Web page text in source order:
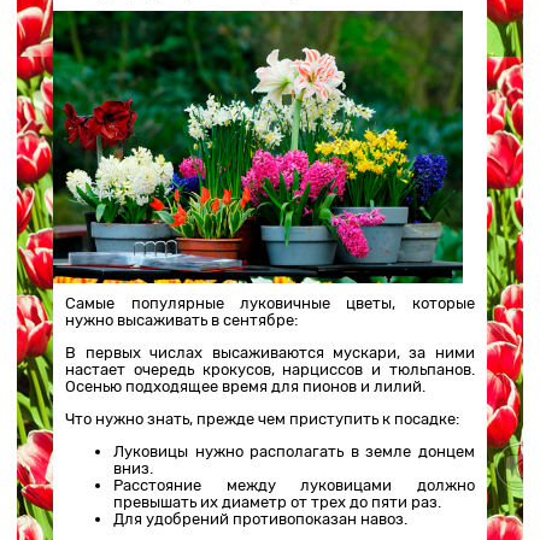
Самые популярные луковичные цветы, которые
нужно высаживать в сентябре:
В первых числах высаживаются мускари, за ними
настает очередь крокусов, нарциссов и тюльпанов.
Осенью подходящее время для пионов и лилий.
Что нужно знать, прежде чем приступить к посадке:
Луковицы нужно располагать в земле донцем
вниз.
Расстояние между луковицами должно
превышать их диаметр от трех до пяти раз.
Для удобрений противопоказан навоз.